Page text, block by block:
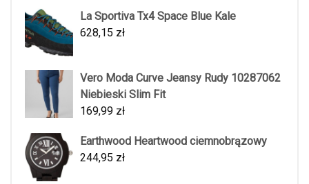
La Sportiva Tx4 Space Blue Kale
628,15 zł
Vero Moda Curve Jeansy Rudy 10287062
Niebieski Slim Fit
169,99 zł
Earthwood Heartwood ciemnobrązowy
244,95 zł